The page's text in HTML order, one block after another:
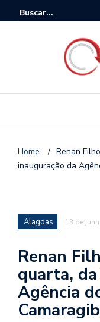
Home / Renan
inauguração da
Alagoas 13 de
Renan
quarta,
Agência